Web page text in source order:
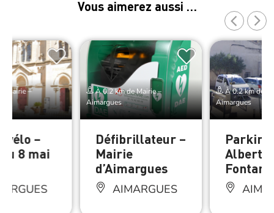
Vous aimerez aussi …
Mairie –
vélo –
8 mai
À 0.2 km de Mairie –
Aimargues
Défibrillateur –
Mairie
d’Aimargues
AIMARGUES
À 0.2 km de
Aimargues
Parking
Albert